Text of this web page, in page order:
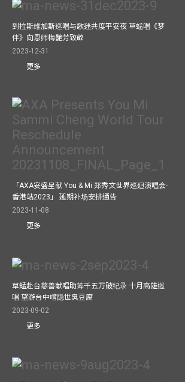
到拉斯维加斯巡唱与歌迷共度平安夜 草蜢唱《梦
伴》向恩师梅艷芳致敬
2023-12-31
更多
「AXA安盛呈献 You & Mi 郑秀文世界巡迴演唱会-
香港站2023」 延期补场安排通告
2023-11-08
更多
草蜢赴台慈善献唱助筹千五万破纪录 十月高雄巡
唱 望游台中嚐隐世臭豆腐
2023-09-02
更多